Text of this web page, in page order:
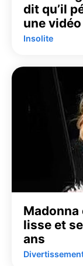
dit qu’il
une vidéo
Insolite
Madonna
lisse et
ans